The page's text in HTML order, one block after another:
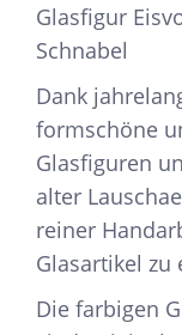
Glasfigur
Schnabel
Dank
formschöne
Glasfiguren
alter
reiner
Glasartikel zu
Die farbigen